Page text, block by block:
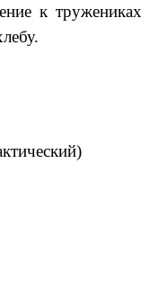
к тружениках